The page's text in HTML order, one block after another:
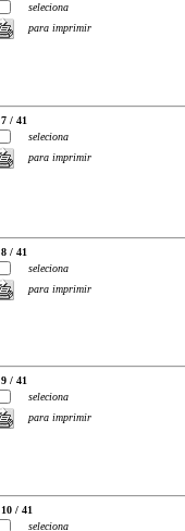
seleciona
para imprimir
7 / 41
seleciona
para imprimir
8 / 41
seleciona
para imprimir
9 / 41
seleciona
para imprimir
10 / 41
seleciona